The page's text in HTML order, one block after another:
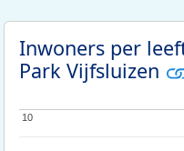
Inwoners per
Park Vijfsluizen
10
10